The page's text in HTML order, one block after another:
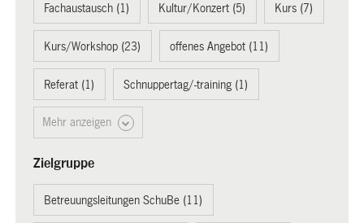
Fachaustausch (1) Kultur/Konzert (5) Kurs (7)
Kurs/Workshop (23) offenes Angebot (11)
Referat (1) Schnuppertag/-training (1)
Mehr anzeigen
Zielgruppe
Betreuungsleitungen SchuBe (11)